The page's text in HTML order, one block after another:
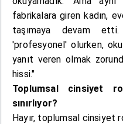
fabrikalara giren kadın,
taşımaya devam
'profesyonel' olurken,
yanıt veren olmak
hissi."
Toplumsal cinsiyet
sınırlıyor?
Hayır, toplumsal cinsiyet